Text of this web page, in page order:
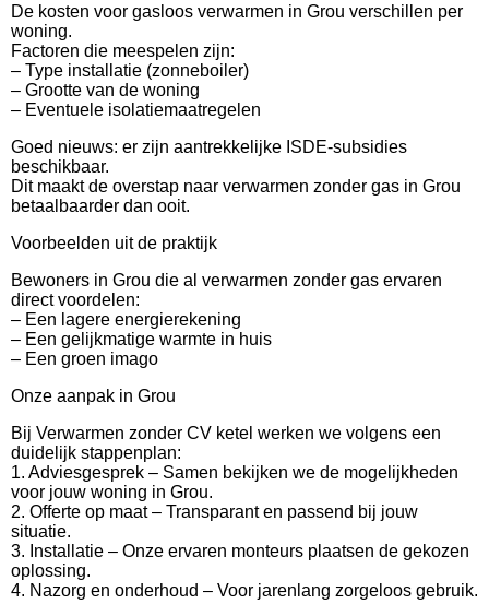
De kosten voor gasloos verwarmen in Grou verschillen per
woning.
Factoren die meespelen zijn:
– Type installatie (zonneboiler)
– Grootte van de woning
– Eventuele isolatiemaatregelen
Goed nieuws: er zijn aantrekkelijke ISDE-subsidies
beschikbaar.
Dit maakt de overstap naar verwarmen zonder gas in Grou
betaalbaarder dan ooit.
Voorbeelden uit de praktijk
Bewoners in Grou die al verwarmen zonder gas ervaren
direct voordelen:
– Een lagere energierekening
– Een gelijkmatige warmte in huis
– Een groen imago
Onze aanpak in Grou
Bij Verwarmen zonder CV ketel werken we volgens een
duidelijk stappenplan:
1. Adviesgesprek – Samen bekijken we de mogelijkheden
voor jouw woning in Grou.
2. Offerte op maat – Transparant en passend bij jouw
situatie.
3. Installatie – Onze ervaren monteurs plaatsen de gekozen
oplossing.
4. Nazorg en onderhoud – Voor jarenlang zorgeloos gebruik.